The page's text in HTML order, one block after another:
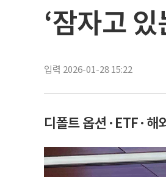
‘잠자고
입력 2026-01-28 15:22
디폴트 옵션·ETF·해